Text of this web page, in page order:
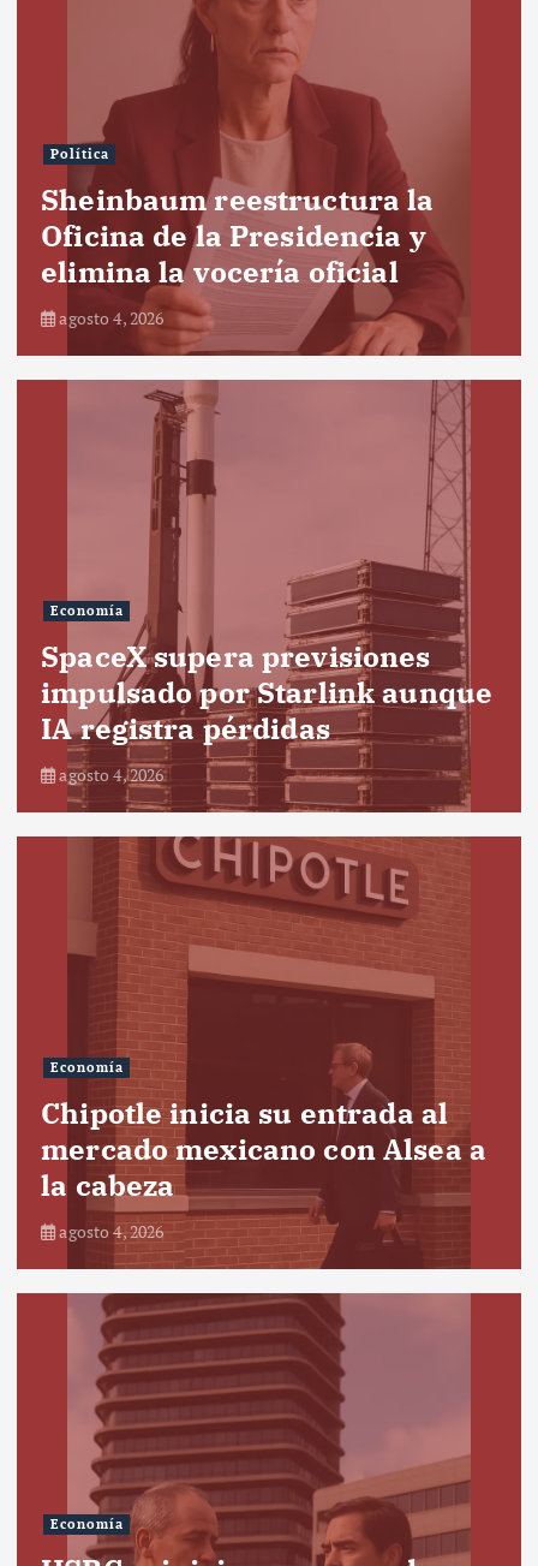
Política
Sheinbaum reestructura la
Oficina de la Presidencia y
elimina la vocería oficial
agosto 4, 2026
Economía
SpaceX supera previsiones
impulsado por Starlink aunque
IA registra pérdidas
agosto 4, 2026
Economía
Chipotle inicia su entrada al
mercado mexicano con Alsea a
la cabeza
agosto 4, 2026
Economía